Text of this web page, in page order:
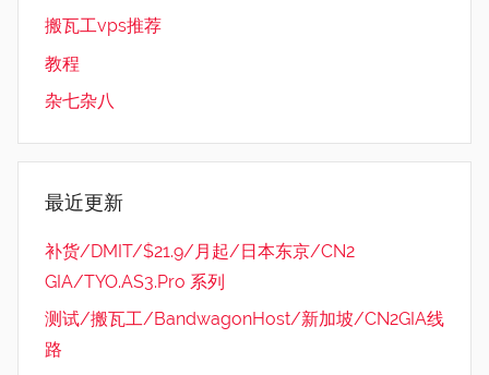
搬瓦工vps推荐
教程
杂七杂八
最近更新
补货/DMIT/$21.9/月起/日本东京/CN2
GIA/TYO.AS3.Pro 系列
测试/搬瓦工/BandwagonHost/新加坡/CN2GIA线
路